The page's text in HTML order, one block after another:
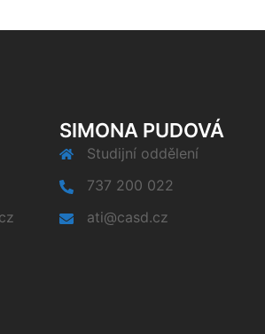
SIMONA PUDOVÁ
Studijní oddělení
737 200 022
ati@casd.cz